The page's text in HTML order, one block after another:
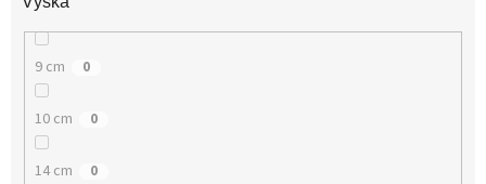
9 cm 0
10 cm 0
14 cm 0